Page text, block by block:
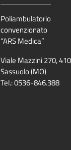
Poliambulatorio
convenzionato
“ARS Medica”
Viale Mazzini 270,
Sassuolo (MO)
Tel.: 0536-846.388